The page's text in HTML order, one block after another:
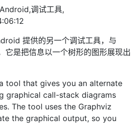
调试工具,
提供的另一个调试工具，与
它是把信息以一个树形的图形展现出
tool that gives you an alternate
graphical call-stack diagrams
The tool uses the Graphviz
the graphical output, so you